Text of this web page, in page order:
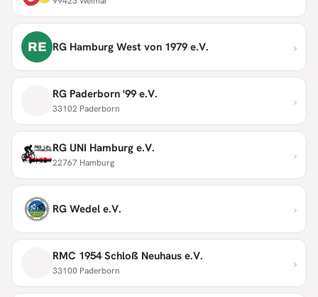
RE RG Hamburg West von 1979 e.V. ›
RG Paderborn '99 e.V.
33102 Paderborn ›
RG UNI Hamburg e.V.
22767 Hamburg ›
RG Wedel e.V. ›
RMC 1954 Schloß Neuhaus e.V.
33100 Paderborn ›